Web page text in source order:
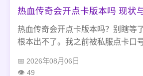
热血传奇会开点卡版本吗 现状
热血传奇会开点卡版本吗？别瞎等
根本出不了。我之前被私服点卡口
凑装备，避开顶榜、内部充值的坑
2026年08月06日
49